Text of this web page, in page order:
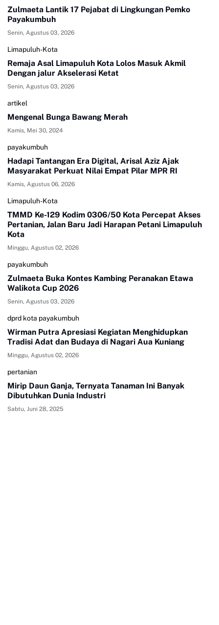
Zulmaeta Lantik 17 Pejabat di Lingkungan Pemko
Payakumbuh
Senin, Agustus 03, 2026
Limapuluh-Kota
Remaja Asal Limapuluh Kota Lolos Masuk Akmil
Dengan jalur Akselerasi Ketat
Senin, Agustus 03, 2026
artikel
Mengenal Bunga Bawang Merah
Kamis, Mei 30, 2024
payakumbuh
Hadapi Tantangan Era Digital, Arisal Aziz Ajak
Masyarakat Perkuat Nilai Empat Pilar MPR RI
Kamis, Agustus 06, 2026
Limapuluh-Kota
TMMD Ke-129 Kodim 0306/50 Kota Percepat Akses
Pertanian, Jalan Baru Jadi Harapan Petani Limapuluh
Kota
Minggu, Agustus 02, 2026
payakumbuh
Zulmaeta Buka Kontes Kambing Peranakan Etawa
Walikota Cup 2026
Senin, Agustus 03, 2026
dprd kota payakumbuh
Wirman Putra Apresiasi Kegiatan Menghidupkan
Tradisi Adat dan Budaya di Nagari Aua Kuniang
Minggu, Agustus 02, 2026
pertanian
Mirip Daun Ganja, Ternyata Tanaman Ini Banyak
Dibutuhkan Dunia Industri
Sabtu, Juni 28, 2025